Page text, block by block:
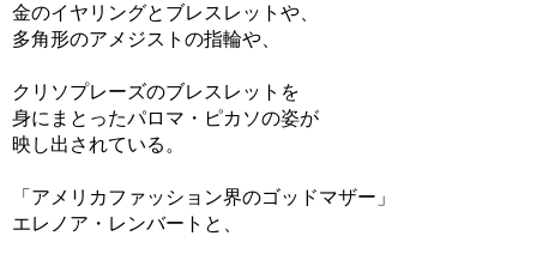
金のイヤリングとブレスレットや、
多角形のアメジストの指輪や、
クリソプレーズのブレスレットを
身にまとったパロマ・ピカソの姿が
映し出されている。
「アメリカファッション界のゴッドマザー」
エレノア・レンバートと、